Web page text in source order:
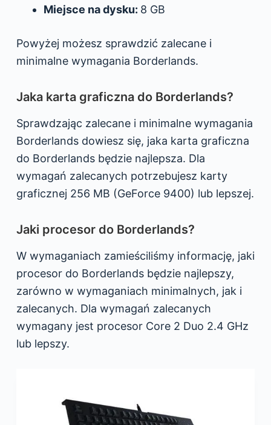
Miejsce na dysku: 8 GB
Powyżej możesz sprawdzić zalecane i
minimalne wymagania Borderlands.
Jaka karta graficzna do Borderlands?
Sprawdzając zalecane i minimalne wymagania
Borderlands dowiesz się, jaka karta graficzna
do Borderlands będzie najlepsza. Dla
wymagań zalecanych potrzebujesz karty
graficznej 256 MB (GeForce 9400) lub lepszej.
Jaki procesor do Borderlands?
W wymaganiach zamieściliśmy informację, jaki
procesor do Borderlands będzie najlepszy,
zarówno w wymaganiach minimalnych, jak i
zalecanych. Dla wymagań zalecanych
wymagany jest procesor Core 2 Duo 2.4 GHz
lub lepszy.